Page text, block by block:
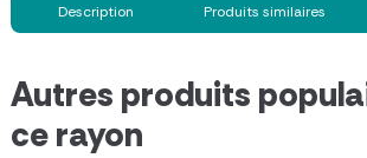
Description Produits similaires
Autres produits
ce rayon